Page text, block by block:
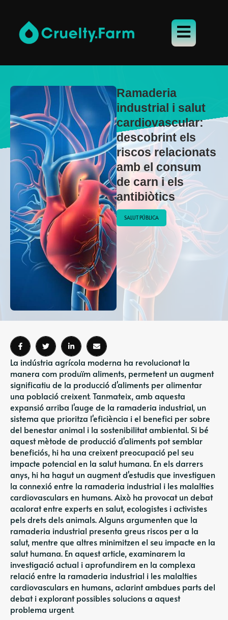
Ramaderia
industrial i salut
cardiovascular:
descobrint els
riscos relacionats
amb el consum
de carn i els
antibiòtics
SALUT PÚBLICA
La indústria agrícola moderna ha revolucionat la
manera com produïm aliments, permetent un augment
significatiu de la producció d'aliments per alimentar
una població creixent. Tanmateix, amb aquesta
expansió arriba l'auge de la ramaderia industrial, un
sistema que prioritza l'eficiència i el benefici per sobre
del benestar animal i la sostenibilitat ambiental. Si bé
aquest mètode de producció d'aliments pot semblar
beneficiós, hi ha una creixent preocupació pel seu
impacte potencial en la salut humana. En els darrers
anys, hi ha hagut un augment d'estudis que investiguen
la connexió entre la ramaderia industrial i les malalties
cardiovasculars en humans. Això ha provocat un debat
acalorat entre experts en salut, ecologistes i activistes
pels drets dels animals. Alguns argumenten que la
ramaderia industrial presenta greus riscos per a la
salut, mentre que altres minimitzen el seu impacte en la
salut humana. En aquest article, examinarem la
investigació actual i aprofundirem en la complexa
relació entre la ramaderia industrial i les malalties
cardiovasculars en humans, aclarint ambdues parts del
debat i explorant possibles solucions a aquest
problema urgent.